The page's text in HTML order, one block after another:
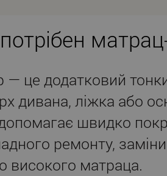
— це додатковий
дивана, ліжка або
швидко
ремонту,
високого матраца.